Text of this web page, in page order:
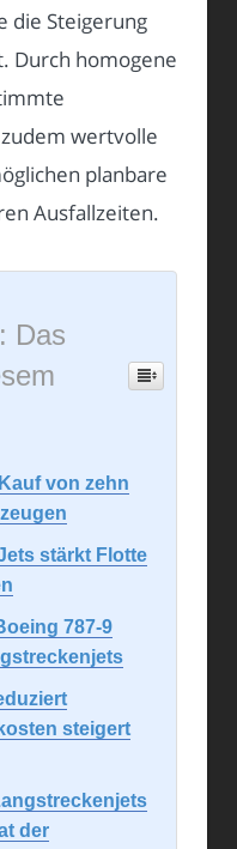
die Steigerung
Durch homogene
wertvolle
planbare
Ausfallzeiten.
Das
von zehn
stärkt Flotte
787-9
steigert
der